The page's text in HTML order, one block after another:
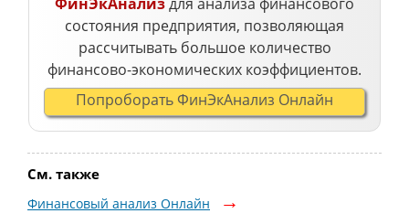
состояния предприятия, позволяющая
рассчитывать большое количество
финансово-экономических коэффициентов.
Попроборать ФинЭкАнализ Онлайн
См. также
Финансовый анализ Онлайн